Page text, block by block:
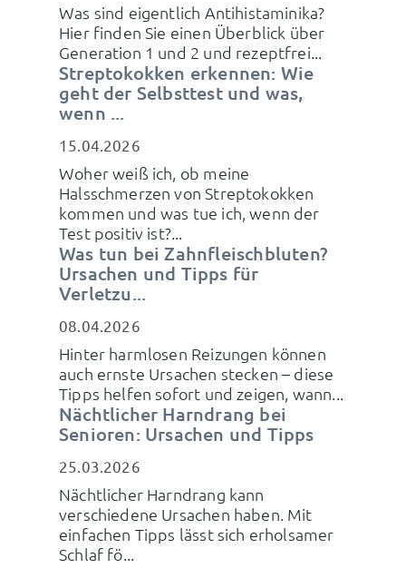
Was sind eigentlich Antihistaminika?
Hier finden Sie einen Überblick über
Generation 1 und 2 und rezeptfrei...
Streptokokken erkennen: Wie
geht der Selbsttest und was,
wenn ...
15.04.2026
Woher weiß ich, ob meine
Halsschmerzen von Streptokokken
kommen und was tue ich, wenn der
Test positiv ist?...
Was tun bei Zahnfleischbluten?
Ursachen und Tipps für
Verletzu...
08.04.2026
Hinter harmlosen Reizungen können
auch ernste Ursachen stecken – diese
Tipps helfen sofort und zeigen, wann...
Nächtlicher Harndrang bei
Senioren: Ursachen und Tipps
25.03.2026
Nächtlicher Harndrang kann
verschiedene Ursachen haben. Mit
einfachen Tipps lässt sich erholsamer
Schlaf fö...